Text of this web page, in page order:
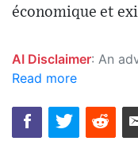
économique et
AI Disclaimer: An advanced artificial intelligence (AI) system generated the content of this page on its own. This innovative
Read more